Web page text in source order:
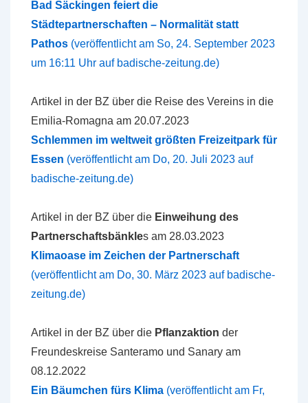
Bad Säckingen feiert die
Städtepartnerschaften – Normalität statt
Pathos (veröffentlicht am So, 24. September 2023
um 16:11 Uhr auf badische-zeitung.de)
Artikel in der BZ über die Reise des Vereins in die
Emilia-Romagna am 20.07.2023
Schlemmen im weltweit größten Freizeitpark für
Essen (veröffentlicht am Do, 20. Juli 2023 auf
badische-zeitung.de)
Artikel in der BZ über die Einweihung des
Partnerschaftsbänkles am 28.03.2023
Klimaoase im Zeichen der Partnerschaft
(veröffentlicht am Do, 30. März 2023 auf badische-
zeitung.de)
Artikel in der BZ über die Pflanzaktion der
Freundeskreise Santeramo und Sanary am
08.12.2022
Ein Bäumchen fürs Klima (veröffentlicht am Fr,